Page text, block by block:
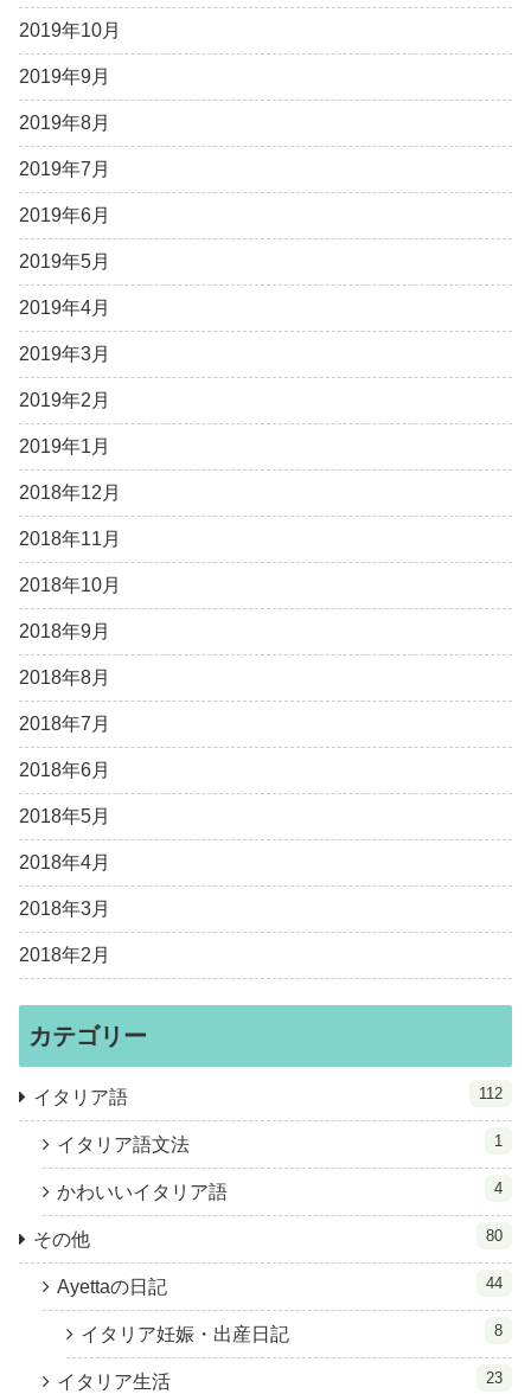
2019年10月
2019年9月
2019年8月
2019年7月
2019年6月
2019年5月
2019年4月
2019年3月
2019年2月
2019年1月
2018年12月
2018年11月
2018年10月
2018年9月
2018年8月
2018年7月
2018年6月
2018年5月
2018年4月
2018年3月
2018年2月
カテゴリー
イタリア語 112
イタリア語文法 1
かわいいイタリア語 4
その他 80
Ayettaの日記 44
イタリア妊娠・出産日記 8
イタリア生活 23